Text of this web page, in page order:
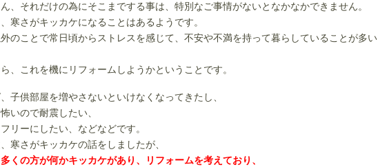
、それだけの為にそこまでする事は、特別なご事情がないとなかなかできません。
寒さがキッカケになることはあるようです。
のことで常日頃からストレスを感じて、不安や不満を持って暮らしていることが多い
、これを機にリフォームしようかということです。
子供部屋を増やさないといけなくなってきたし、
いので耐震したい、
リーにしたい、などなどです。
寒さがキッカケの話をしましたが、
くの方が何かキッカケがあり、リフォームを考えており、